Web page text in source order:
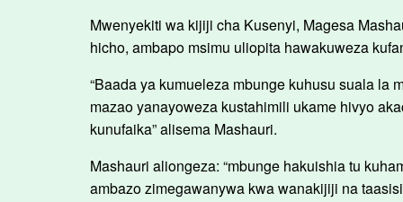
Mwenyekiti wa kijiji cha Kusenyi, Magesa
hicho, ambapo msimu uliopita hawakuweza
“Baada ya kumueleza mbunge kuhusu suala la
mazao yanayoweza kustahimili ukame hivyo
kunufaika” alisema Mashauri.
Mashauri aliongeza: “mbunge hakuishia tu
ambazo zimegawanywa kwa wanakijiji na